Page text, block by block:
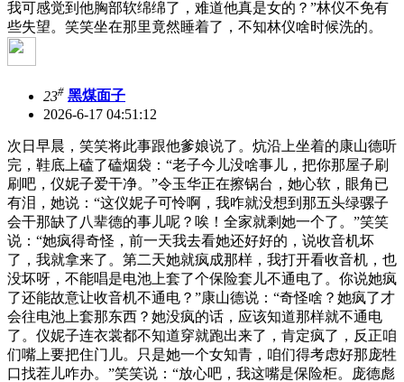
我可感觉到他胸部软绵绵了，难道他真是女的？”林仪不免有
些失望。笑笑坐在那里竟然睡着了，不知林仪啥时候洗的。
23# 黑煤面子
2026-6-17 04:51:12
次日早晨，笑笑将此事跟他爹娘说了。炕沿上坐着的康山德听
完，鞋底上磕了磕烟袋：“老子今儿没啥事儿，把你那屋子刷
刷吧，仪妮子爱干净。”令玉华正在擦锅台，她心软，眼角已
有泪，她说：“这仪妮子可怜啊，我咋就没想到那五头绿骡子
会干那缺了八辈德的事儿呢？唉！全家就剩她一个了。”笑笑
说：“她疯得奇怪，前一天我去看她还好好的，说收音机坏
了，我就拿来了。第二天她就疯成那样，我打开看收音机，也
没坏呀，不能唱是电池上套了个保险套儿不通电了。你说她疯
了还能故意让收音机不通电？”康山德说：“奇怪啥？她疯了才
会往电池上套那东西？她没疯的话，应该知道那样就不通电
了。仪妮子连衣裳都不知道穿就跑出来了，肯定疯了，反正咱
们嘴上要把住门儿。只是她一个女知青，咱们得考虑好那庞牲
口找茬儿咋办。”笑笑说：“放心吧，我这嘴是保险柜。庞德彪